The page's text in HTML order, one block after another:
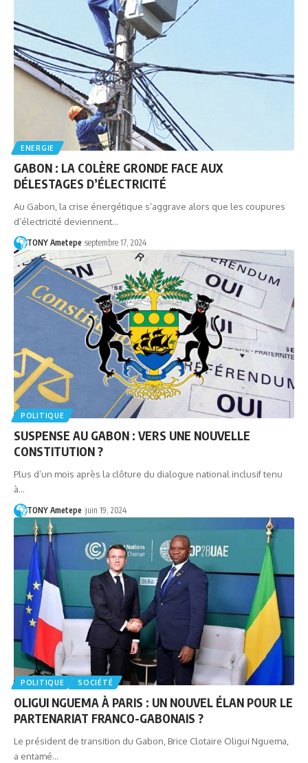
ENERGIE
GABON : LA COLÈRE GRONDE FACE AUX
DÉLESTAGES D’ÉLECTRICITÉ
Au Gabon, la crise énergétique s’aggrave alors que les coupures
d’électricité deviennent…
TONY Ametepe septembre 17, 2024
POLITIQUE
SUSPENSE AU GABON : VERS UNE NOUVELLE
CONSTITUTION ?
Plus d’un mois après la clôture du dialogue national inclusif tenu
à…
TONY Ametepe juin 19, 2024
POLITIQUE SOCIÉTÉ
OLIGUI NGUEMA À PARIS : UN NOUVEL ÉLAN POUR LE
PARTENARIAT FRANCO-GABONAIS ?
Le président de transition du Gabon, Brice Clotaire Oligui Nguema,
a entamé…